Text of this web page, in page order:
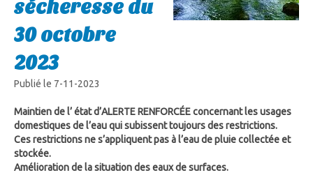
Infos pratiques
sécheresse du
30 octobre
2023
Publié le 7-11-2023
Maintien de l’ état d’ALERTE RENFORCÉE concernant les usages
domestiques de l’eau qui subissent toujours des restrictions.
Ces restrictions ne s’appliquent pas à l’eau de pluie collectée et
stockée.
Amélioration de la situation des eaux de surfaces.